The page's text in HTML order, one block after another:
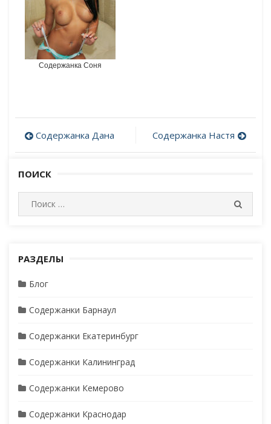
Содержанка Соня
Post
navigation
Содержанка Дана Содержанка Настя
ПОИСК
с
т
:
О
РАЗДЕЛЫ
Блог
Содержанки Барнаул
Содержанки Екатеринбург
Содержанки Калининград
Содержанки Кемерово
Содержанки Краснодар